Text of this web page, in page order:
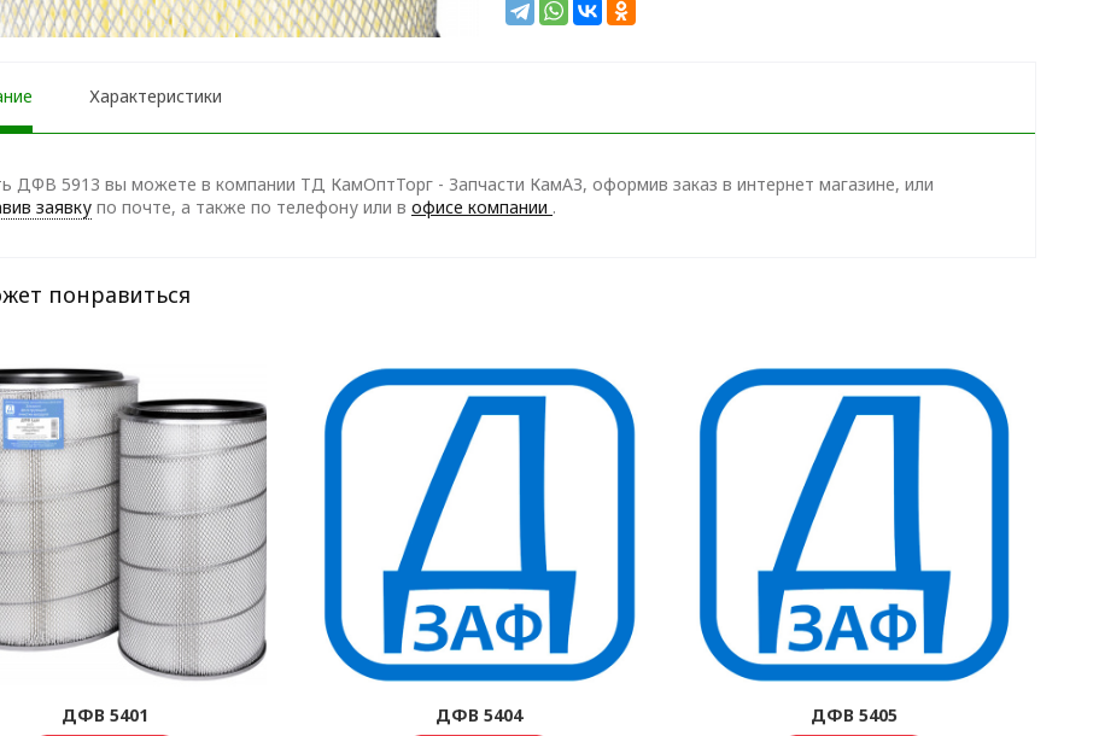
Характеристики
ДФВ 5913 вы можете в компании ТД КамОптТорг - Запчасти КамАЗ, оформив заказ в интернет магазине, или
заявку по почте, а также по телефону или в офисе компании .
понравиться
ДФВ 5401 ДФВ 5404 ДФВ 5405